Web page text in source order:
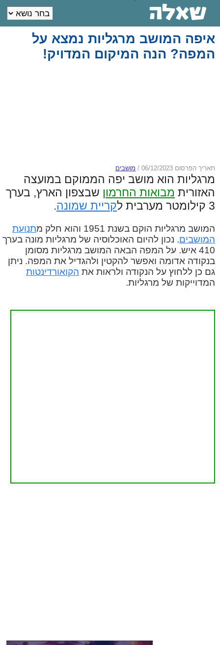
איפה המושב מרגליות נמצא על
המפה? הנה המיקום המדויק!
תאריך הפרסום 06/12/2023 / מושבים
מרגליות הוא מושב יפה הממוקם במועצה
האזורית מבואות החרמון שבצפון הארץ, בערך
3 קילומטר מערבית ל
קריית שמונה.
המושב מרגליות הוקם בשנת 1951 והוא חלק מ
תנועת
המושבים. נכון להיום האוכלוסיה של מרגליות מונה בערך
410 איש. על המפה הבאה המושב מרגליות מסומן
בנקודה אדומה ואפשר להקטין ולהגדיל את המפה. ניתן
גם כן ללחוץ על הנקודה ולראות את הקואורדינטות
המדוייקות של מרגליות.